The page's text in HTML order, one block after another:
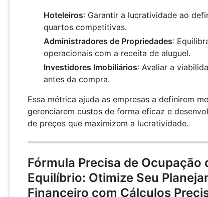
Hoteleiros: Garantir a lucratividade ao
quartos competitivas.
Administradores de Propriedades:
operacionais com a receita de aluguel.
Investidores Imobiliários: Avaliar a
antes da compra.
Essa métrica ajuda as empresas a definirem
gerenciarem custos de forma eficaz e
de preços que maximizem a lucratividade.
Fórmula Precisa de Ocupação
Equilíbrio: Otimize Seu
Financeiro com Cálculos